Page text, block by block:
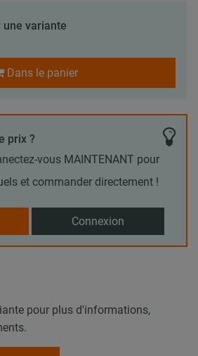
variante
Dans le panier
prix ?
vous MAINTENANT pour
et commander directement !
Connexion
pour plus d'informations,